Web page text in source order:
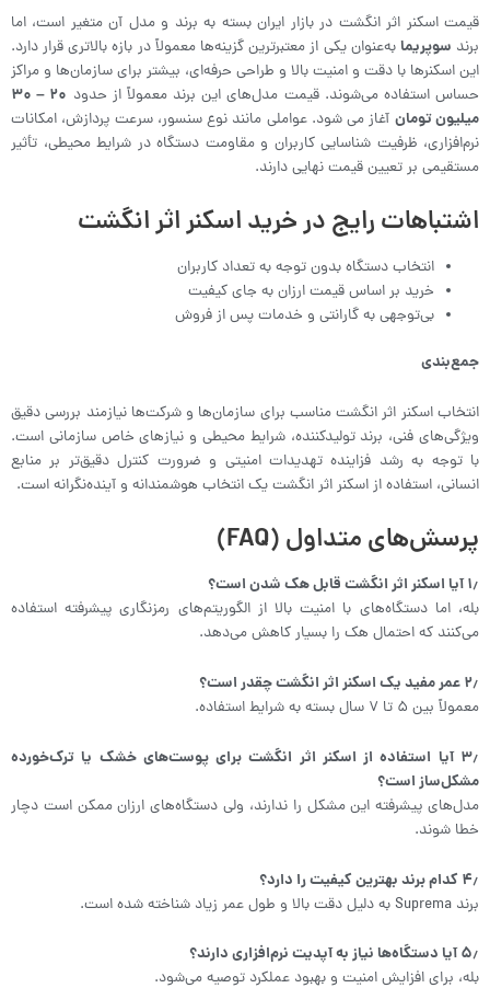
قیمت اسکنر اثر انگشت در بازار ایران بسته به برند و مدل آن متغیر است، اما
برند سوپریمابه‌عنوان یکی از معتبرترین گزینه‌ها معمولاً در بازه بالاتری قرار دارد.
این اسکنرها با دقت و امنیت بالا و طراحی حرفه‌ای، بیشتر برای سازمان‌ها و مراکز
حساس استفاده می‌شوند. قیمت مدل‌های این برند معمولاً از حدود
۲۰ – ۳۰
میلیون تومان آغاز می شود. عواملی مانند نوع سنسور، سرعت پردازش، امکانات
نرم‌افزاری، ظرفیت شناسایی کاربران و مقاومت دستگاه در شرایط محیطی، تأثیر
مستقیمی بر تعیین قیمت نهایی دارند.
اشتباهات رایج در خرید اسکنر اثر انگشت
انتخاب دستگاه بدون توجه به تعداد کاربران
خرید بر اساس قیمت ارزان به جای کیفیت
بی‌توجهی به گارانتی و خدمات پس از فروش
جمع‌بندی
انتخاب اسکنر اثر انگشت مناسب برای سازمان‌ها و شرکت‌ها نیازمند بررسی دقیق
ویژگی‌های فنی، برند تولیدکننده، شرایط محیطی و نیازهای خاص سازمانی است.
با توجه به رشد فزاینده تهدیدات امنیتی و ضرورت کنترل دقیق‌تر بر منابع
انسانی، استفاده از اسکنر اثر انگشت یک انتخاب هوشمندانه و آینده‌نگرانه است.
پرسش‌های متداول (FAQ)
۱٫ آیا اسکنر اثر انگشت قابل هک شدن است؟
بله، اما دستگاه‌های با امنیت بالا از الگوریتم‌های رمزنگاری پیشرفته استفاده
می‌کنند که احتمال هک را بسیار کاهش می‌دهد.
۲٫ عمر مفید یک اسکنر اثر انگشت چقدر است؟
معمولاً بین ۵ تا ۷ سال بسته به شرایط استفاده.
۳٫ آیا استفاده از اسکنر اثر انگشت برای پوست‌های خشک یا ترک‌خورده
مشکل‌ساز است؟
مدل‌های پیشرفته این مشکل را ندارند، ولی دستگاه‌های ارزان ممکن است دچار
خطا شوند.
۴٫ کدام برند بهترین کیفیت را دارد؟
برند Suprema به دلیل دقت بالا و طول عمر زیاد شناخته شده است.
۵٫ آیا دستگاه‌ها نیاز به آپدیت نرم‌افزاری دارند؟
بله، برای افزایش امنیت و بهبود عملکرد توصیه می‌شود.